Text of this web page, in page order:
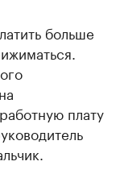
больше
плату